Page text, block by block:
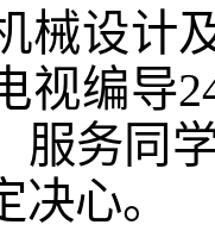
械设计
视编导
服务同
心。